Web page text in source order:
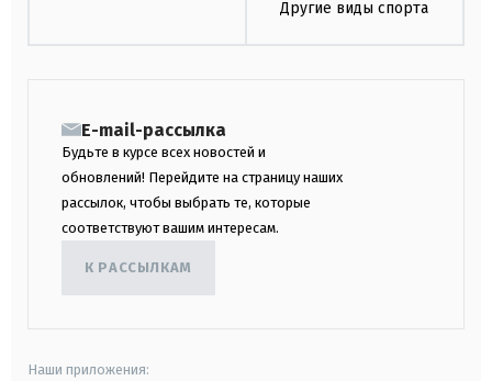
Другие виды спорта
E-mail-рассылка
Будьте в курсе всех новостей и
обновлений! Перейдите на страницу наших
рассылок, чтобы выбрать те, которые
соответствуют вашим интересам.
К РАССЫЛКАМ
Наши приложения: